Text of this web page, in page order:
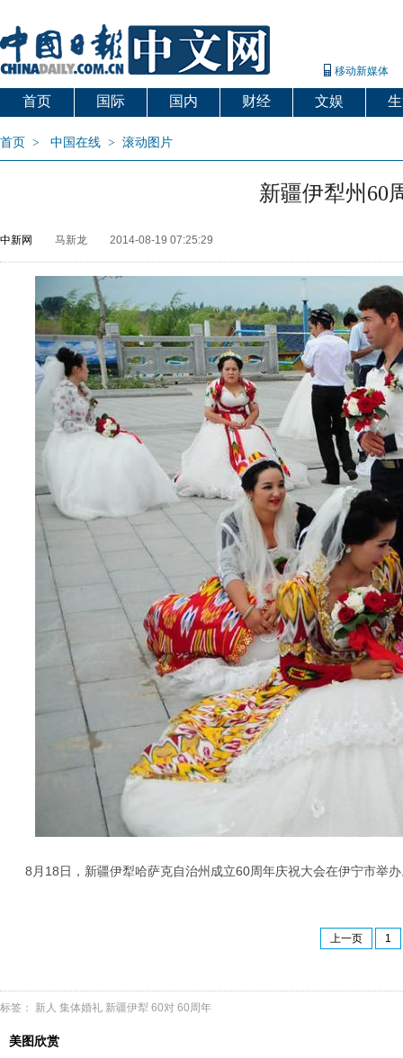
移动新媒体
首页 国际 国内 财经 文娱
首页 > 中国在线 > 滚动图片
新疆伊犁州60
中新网 马新龙 2014-08-19 07:25:29
8月18日，新疆伊犁哈萨克自治州成立60周年庆祝大会在伊宁市举
上一页 1
标签： 新人 集体婚礼 新疆伊犁 60对 60周年
美图欣赏